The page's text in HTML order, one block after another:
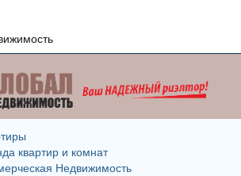
квартир и комнат
Недвижимость